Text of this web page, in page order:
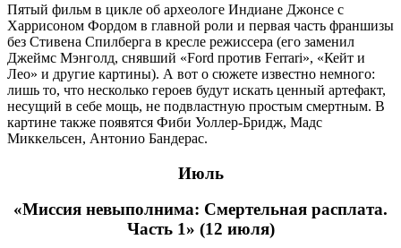
Пятый фильм в цикле об археологе Индиане Джонсе с
Харрисоном Фордом в главной роли и первая часть франшизы
без Стивена Спилберга в кресле режиссера (его заменил
Джеймс Мэнголд, снявший «Ford против Ferrari», «Кейт и
Лео» и другие картины). А вот о сюжете известно немного:
лишь то, что несколько героев будут искать ценный артефакт,
несущий в себе мощь, не подвластную простым смертным. В
картине также появятся Фиби Уоллер-Бридж, Мадс
Миккельсен, Антонио Бандерас.
Июль
«Миссия невыполнима: Смертельная расплата.
Часть 1» (12 июля)